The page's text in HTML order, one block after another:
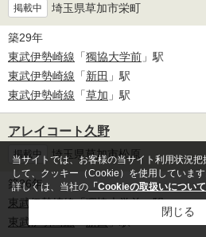
掲載中 埼玉県草加市栄町
築29年
東武伊勢崎線 「獨協大学前 」駅
東武伊勢崎線 「新田 」駅
東武伊勢崎線 「草加 」駅
アレイコート久野
掲載中 埼玉県草加市松原
築36年
東武伊勢崎線「獨協大学前」駅
東武伊勢崎線
当サイトでは、お客様の当サイト利用状況
して、クッキー（Cookie）を使用しています
詳しくは、当社の 「Cookieの取扱いについて
閉じる